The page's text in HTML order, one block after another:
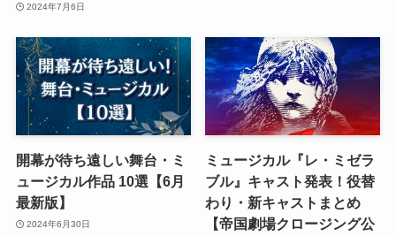
2024年7月6日
開幕が待ち遠しい舞台・ミ
ュージカル作品 10選【6月
最新版】
2024年6月30日
ミュージカル『レ・ミゼラ
ブル』キャスト発表！役替
わり・新キャストまとめ
【帝国劇場クロージング公